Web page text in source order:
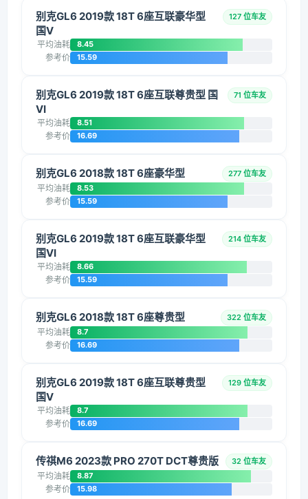
别克GL6 2019款 18T 6座互联豪华型
国V
127 位车友
平均油耗 8.45
参考价 15.59
别克GL6 2019款 18T 6座互联尊贵型 国
VI
71 位车友
平均油耗 8.51
参考价 16.69
别克GL6 2018款 18T 6座豪华型 277 位车友
平均油耗 8.53
参考价 15.59
别克GL6 2019款 18T 6座互联豪华型
国VI
214 位车友
平均油耗 8.66
参考价 15.59
别克GL6 2018款 18T 6座尊贵型 322 位车友
平均油耗 8.7
参考价 16.69
别克GL6 2019款 18T 6座互联尊贵型
国V
129 位车友
平均油耗 8.7
参考价 16.69
传祺M6 2023款 PRO 270T DCT尊贵版 32 位车友
平均油耗 8.87
参考价 15.98